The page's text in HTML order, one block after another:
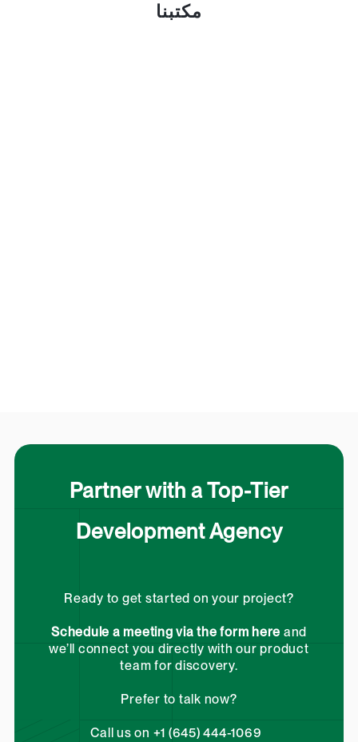
مكتبنا
Partner with a Top-Tier
Development Agency
Ready to get started on your project?
Schedule a meeting via the form here and
we’ll connect you directly with our product
team for discovery.
Prefer to talk now?
Call us on +1 (645) 444-1069